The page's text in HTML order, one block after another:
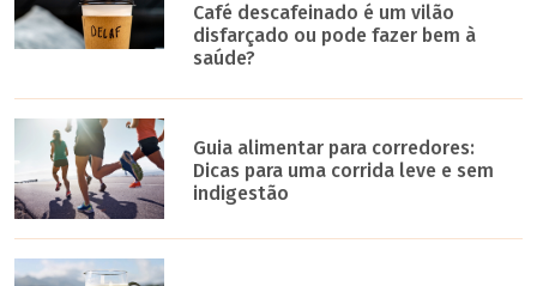
Café descafeinado é um vilão
disfarçado ou pode fazer bem à
saúde?
Guia alimentar para corredores:
Dicas para uma corrida leve e sem
indigestão